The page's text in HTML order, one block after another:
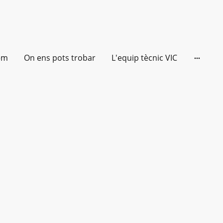
On ens pots trobar L'equip tècnic VIC